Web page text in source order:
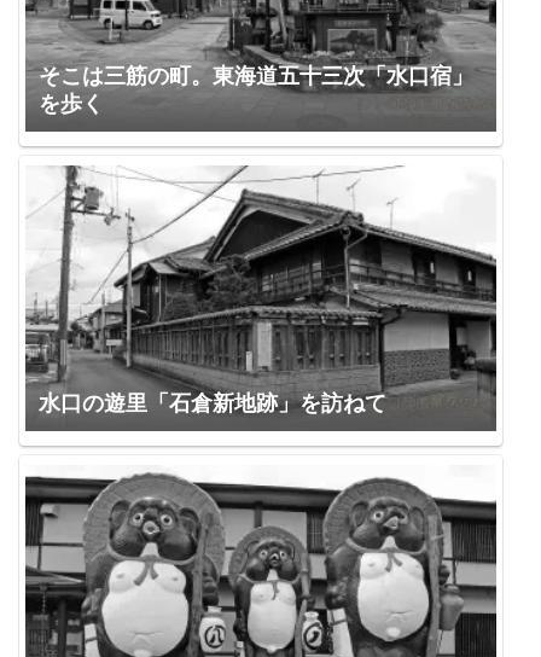
そこは三筋の町。東海道五十三次「水口宿」
を歩く
水口の遊里「石倉新地跡」を訪ねて